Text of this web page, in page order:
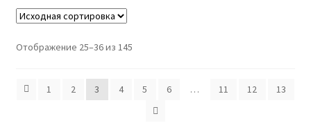
Контакты
Корзина
Мой аккаунт
Отображение 25–36 из 145
1 2 3 4 5 6 … 11 12 13